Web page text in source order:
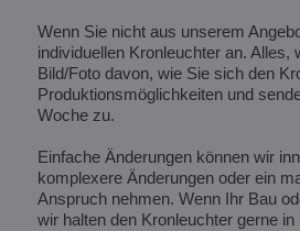
Wenn Sie nicht aus unserem
individuellen Kronleuchter an.
Bild/Foto davon, wie Sie sich den
Produktionsmöglichkeiten und
Woche zu.
Einfache Änderungen können wir
komplexere Änderungen oder ein
Anspruch nehmen. Wenn Ihr Bau
wir halten den Kronleuchter gerne